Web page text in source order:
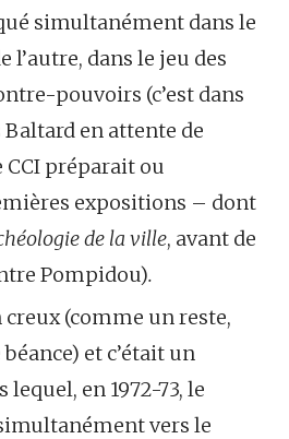
simultanément dans le
l’autre, dans le jeu des
pouvoirs (c’est dans
en attente de
préparait ou
expositions – dont
de la ville, avant de
Pompidou).
creux (comme un reste,
et c’était un
en 1972-73, le
vers le